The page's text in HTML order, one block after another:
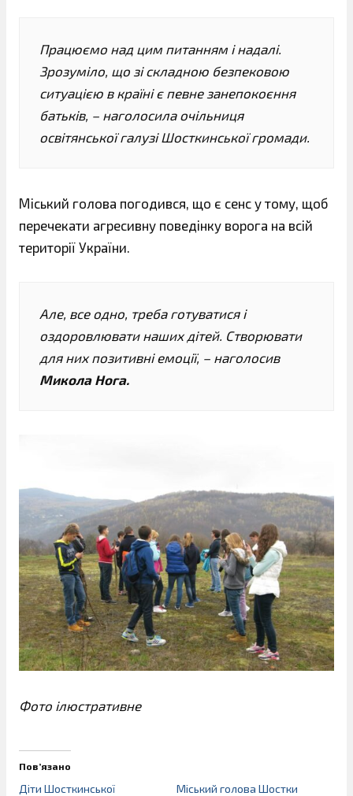
Працюємо над цим питанням і надалі.
Зрозуміло, що зі складною безпековою
ситуацією в країні є певне занепокоєння
батьків, – наголосила очільниця
освітянської галузі Шосткинської громади.
Міський голова погодився, що є сенс у тому, щоб
перечекати агресивну поведінку ворога на всій
території України.
Але, все одно, треба готуватися і
оздоровлювати наших дітей. Створювати
для них позитивні емоції, – наголосив
Микола Нога.
Фото ілюстративне
Пов’язано
Діти Шосткинської
Міський голова Шостки